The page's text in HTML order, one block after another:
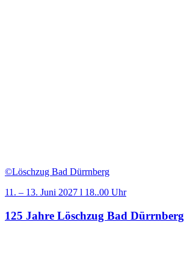
©Löschzug Bad Dürrnberg
11. – 13. Juni 2027 l 18..00 Uhr
125 Jahre Löschzug Bad Dürrnberg